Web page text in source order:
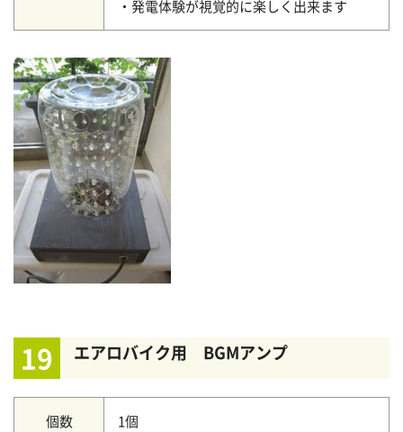
・発電体験が視覚的に楽しく出来ます
19 エアロバイク用 BGMアンプ
個数 1個